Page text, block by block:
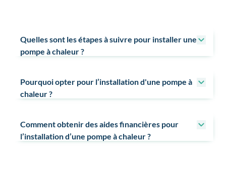
Quelles sont les étapes à suivre pour installer une
pompe à chaleur ?
Pourquoi opter pour l’installation d'une pompe à
chaleur ?
Comment obtenir des aides financières pour
l’installation d’une pompe à chaleur ?